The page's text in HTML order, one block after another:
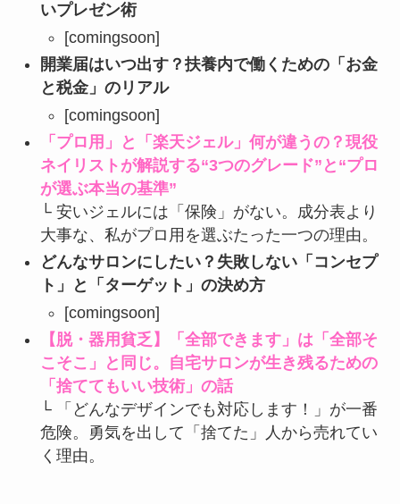
いプレゼン術
[comingsoon]
開業届はいつ出す？扶養内で働くための「お金
と税金」のリアル
[comingsoon]
「プロ用」と「楽天ジェル」何が違うの？現役
ネイリストが解説する“3つのグレード”と“プロ
が選ぶ本当の基準”
└ 安いジェルには「保険」がない。成分表より
大事な、私がプロ用を選ぶたった一つの理由。
どんなサロンにしたい？失敗しない「コンセプ
ト」と「ターゲット」の決め方
[comingsoon]
【脱・器用貧乏】「全部できます」は「全部そ
こそこ」と同じ。自宅サロンが生き残るための
「捨ててもいい技術」の話
└ 「どんなデザインでも対応します！」が一番
危険。勇気を出して「捨てた」人から売れてい
く理由。